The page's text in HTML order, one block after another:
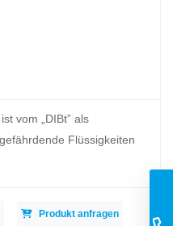
vom „DIBt” als
Flüssigkeiten
Produkt anfragen